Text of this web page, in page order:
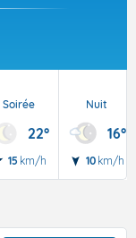
Soirée
22°
15 km/h
Nuit
16°
10 km/h